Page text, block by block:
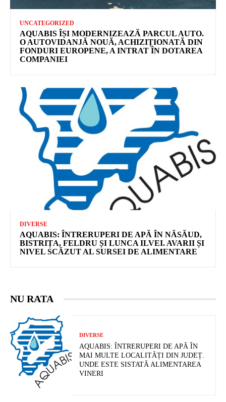
UNCATEGORIZED
AQUABIS ÎȘI MODERNIZEAZĂ PARCUL AUTO.
O AUTOVIDANJĂ NOUĂ, ACHIZIȚIONATĂ DIN
FONDURI EUROPENE, A INTRAT ÎN DOTAREA
COMPANIEI
DIVERSE
AQUABIS: ÎNTRERUPERI DE APĂ ÎN NĂSĂUD,
BISTRIȚA, FELDRU ȘI LUNCA ILVEI. AVARII ȘI
NIVEL SCĂZUT AL SURSEI DE ALIMENTARE
NU RATA
DIVERSE
AQUABIS: ÎNTRERUPERI DE APĂ ÎN
MAI MULTE LOCALITĂȚI DIN JUDEȚ.
UNDE ESTE SISTATĂ ALIMENTAREA
VINERI